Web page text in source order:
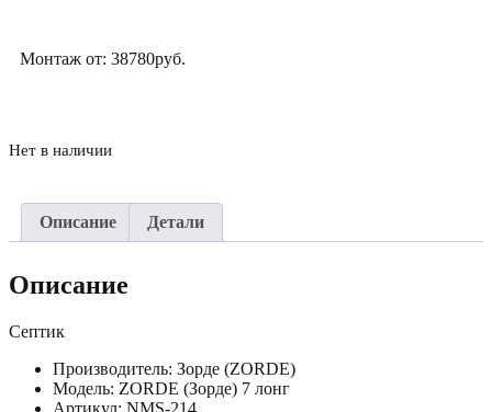
Монтаж от: 38780руб.
Нет в наличии
Описание Детали
Описание
Септик
Производитель: Зорде (ZORDE)
Модель: ZORDE (Зорде) 7 лонг
Артикул: NMS-214